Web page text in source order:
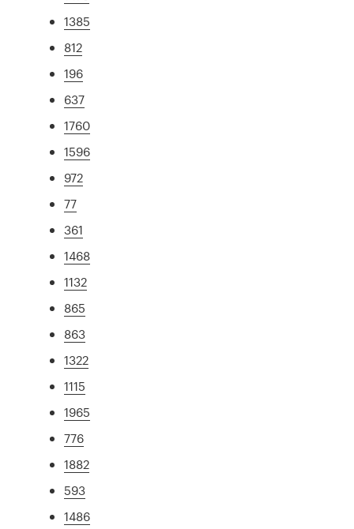
1385
812
196
637
1760
1596
972
77
361
1468
1132
865
863
1322
1115
1965
776
1882
593
1486